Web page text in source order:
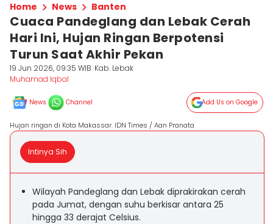
Home News Banten
Cuaca Pandeglang dan Lebak Cerah
Hari Ini, Hujan Ringan Berpotensi
Turun Saat Akhir Pekan
19 Jun 2026, 09:35 WIB Kab. Lebak
Muhamad Iqbal
News Channel Add Us on Google
Hujan ringan di Kota Makassar. IDN Times / Aan Pranata
Intinya Sih
Wilayah Pandeglang dan Lebak diprakirakan cerah
pada Jumat, dengan suhu berkisar antara 25
hingga 33 derajat Celsius.